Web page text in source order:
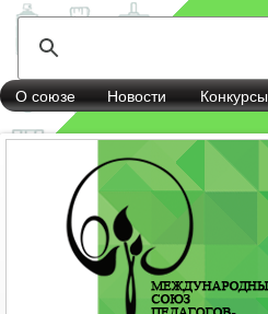
О союзе Новости Конкурсы